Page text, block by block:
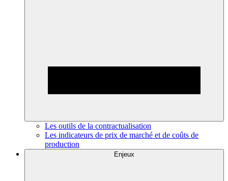
Les outils de la contractualisation
Les indicateurs de prix de marché et de coûts de
production
Enjeux